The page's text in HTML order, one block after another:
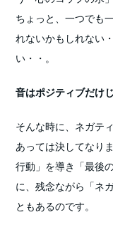
ちょっと、一つでも
れないかもしれない
い・・。
音はポジティブだけ
そんな時に、ネガテ
あっては決してなり
行動」を導き「最後
に、残念ながら「ネ
ともあるのです。